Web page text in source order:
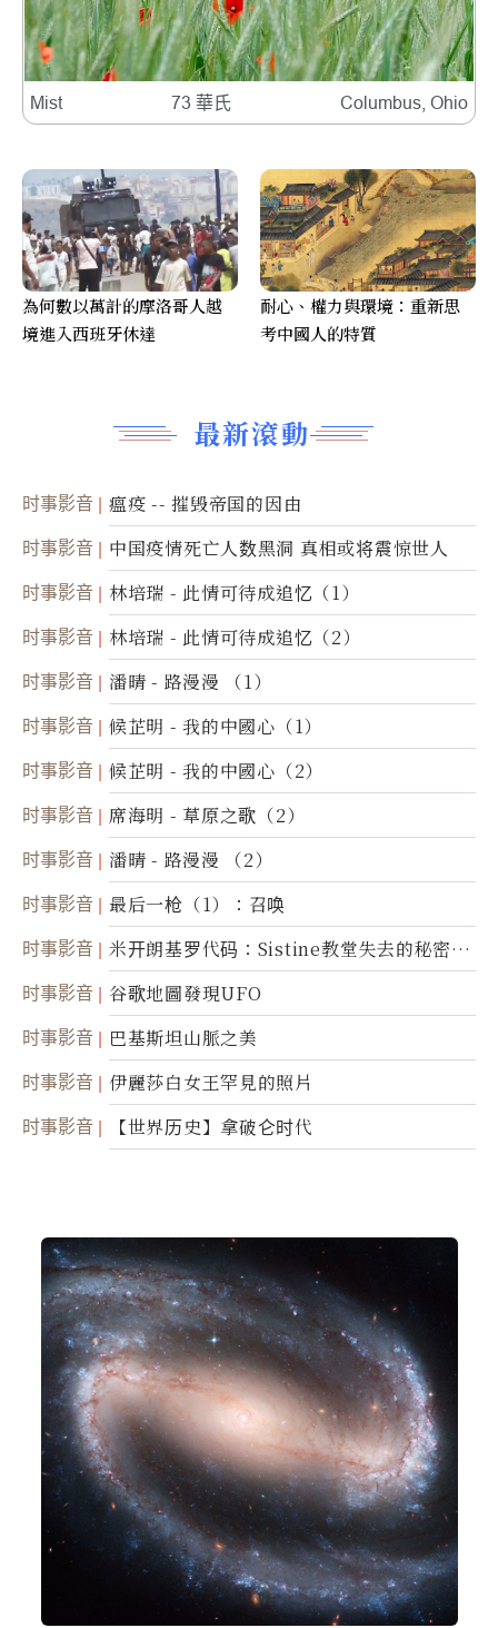
Mist 73 華氏 Columbus, Ohio
最新滾動
时事影音 瘟疫 -- 摧毁帝国的因由
时事影音 中国疫情死亡人数黑洞 真相或将震惊世人
时事影音 林培瑞 - 此情可待成追忆（1）
时事影音 林培瑞 - 此情可待成追忆（2）
时事影音 潘晴 - 路漫漫 （1）
时事影音 候芷明 - 我的中國心（1）
时事影音 候芷明 - 我的中國心（2）
时事影音 席海明 - 草原之歌（2）
时事影音 潘晴 - 路漫漫 （2）
时事影音 最后一枪（1）：召唤
时事影音
米开朗基罗代码：Sistine教堂失去的秘密
(图)
时事影音 谷歌地圖發現UFO
时事影音 巴基斯坦山脈之美
时事影音 伊麗莎白女王罕見的照片
时事影音 【世界历史】拿破仑时代
為何數以萬計的摩洛哥人越
境進入西班牙休達
耐心、權力與環境：重新思
考中國人的特質